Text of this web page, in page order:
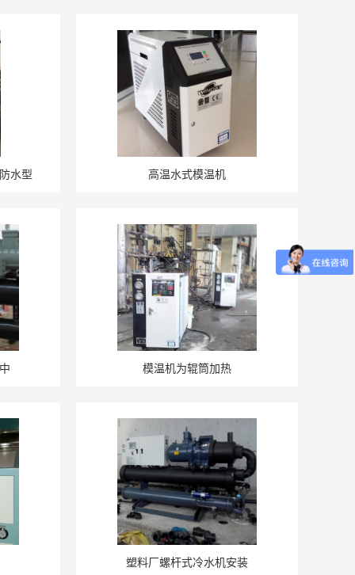
水型 高温水式模温机
模温机为辊筒加热
塑料厂螺杆式冷水机安装